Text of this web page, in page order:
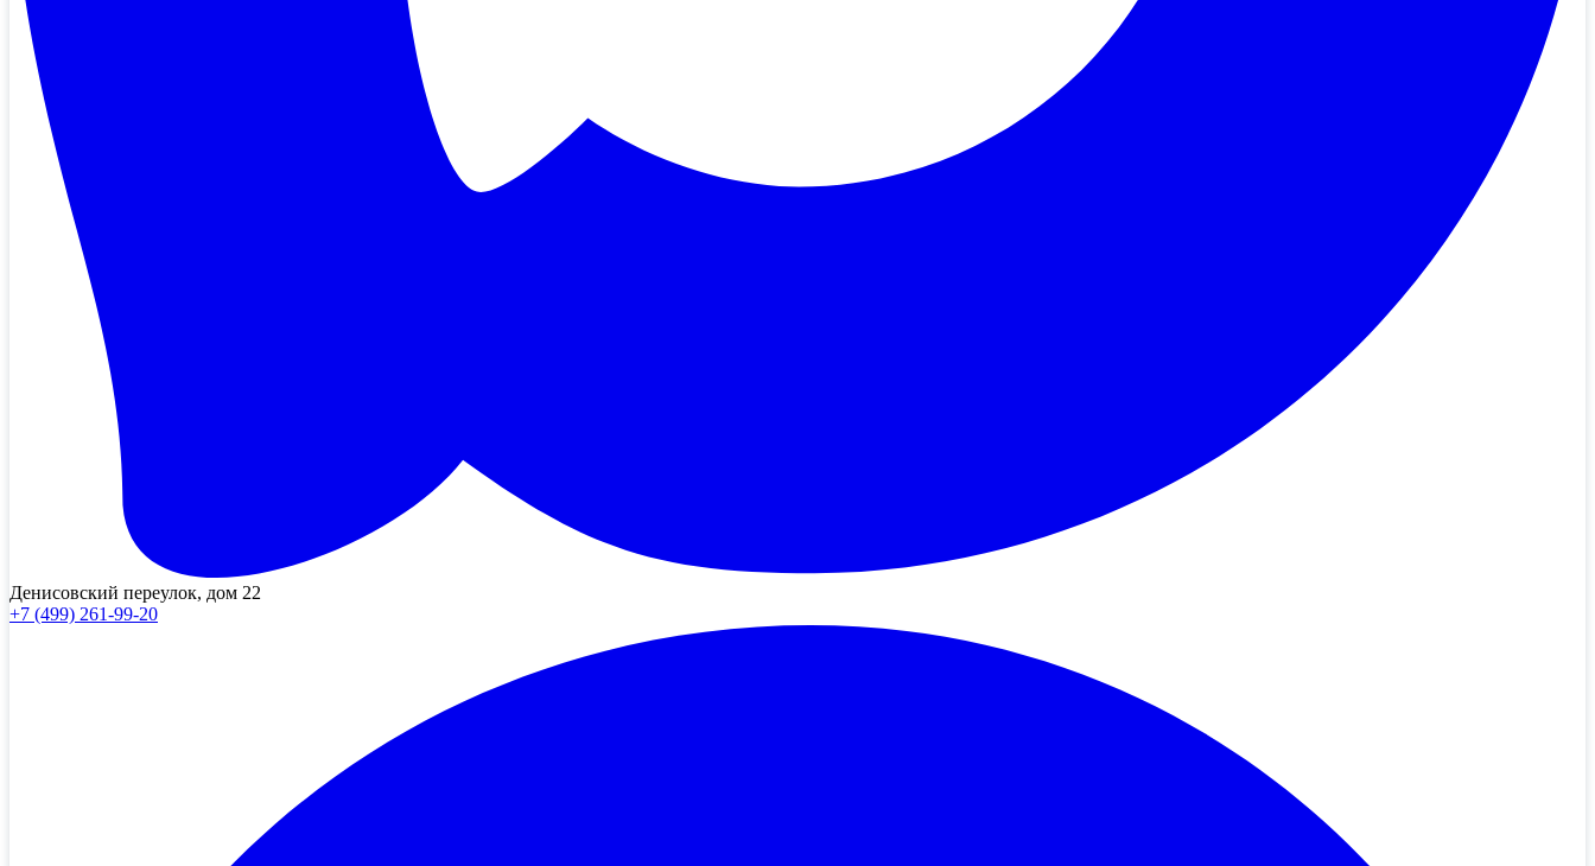
Денисовский переулок, дом 22
+7 (499) 261-99-20